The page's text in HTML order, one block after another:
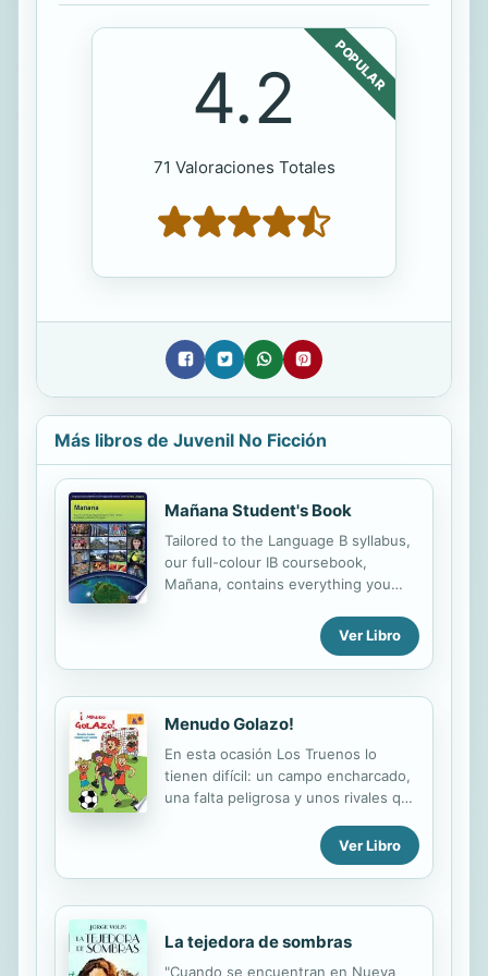
POPULAR
4.2
71 Valoraciones Totales
Más libros de Juvenil No Ficción
Mañana Student's Book
Tailored to the Language B syllabus,
our full-colour IB coursebook,
Mañana, contains everything you
Ver Libro
Menudo Golazo!
En esta ocasión Los Truenos lo
tienen difícil: un campo encharcado,
una falta peligrosa y unos rivales que
nada del mundo...Acompáñalos en
este partido y verás que hasta en las
situaciones más difíciles, ¡se le
puede dar la vuelta a la tortilla! Este
además, adhesivos para que rellenes
las escenas y completes la historia.
Ver Libro
La tejedora de sombras
"Cuando se encuentran en Nueva